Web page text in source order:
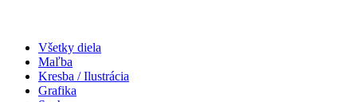
Všetky diela
Maľba
Kresba / Ilustrácia
Grafika